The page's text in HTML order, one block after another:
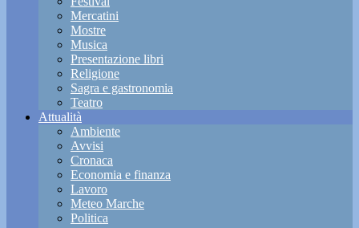
Mercatini
Mostre
Musica
Presentazione libri
Religione
Sagra e gastronomia
Teatro
Attualità
Ambiente
Avvisi
Cronaca
Economia e finanza
Lavoro
Meteo Marche
Politica